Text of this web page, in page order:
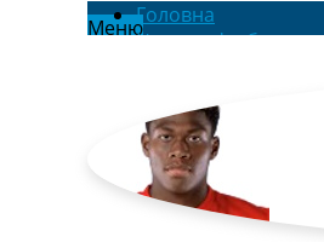
МенюГоловна
Новини футболу
Футбольні
Останні
Конкурс прогнозів
Логін
Рейтінги